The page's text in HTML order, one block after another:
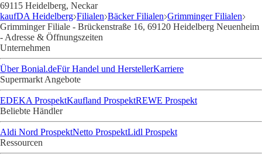
69115 Heidelberg, Neckar
kaufDA Heidelberg Filialen Bäcker Filialen Grimminger Filialen
Grimminger Filiale - Brückenstraße 16, 69120 Heidelberg Neuenheim
- Adresse & Öffnungszeiten
Unternehmen
Über Bonial.deFür Handel und HerstellerKarriere
Supermarkt Angebote
EDEKA ProspektKaufland ProspektREWE Prospekt
Beliebte Händler
Aldi Nord ProspektNetto ProspektLidl Prospekt
Ressourcen